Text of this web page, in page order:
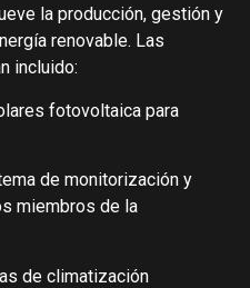
la producción, gestión y
renovable. Las
incluido:
fotovoltaica para
de monitorización y
miembros de la
de climatización